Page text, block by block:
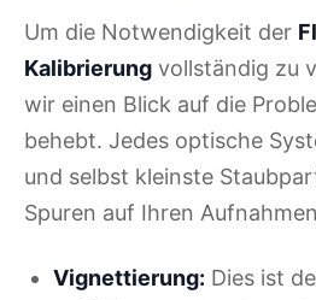
Um die Notwendigkeit der
Kalibrierung vollständig zu
wir einen Blick auf die
behebt. Jedes optische
und selbst kleinste
Spuren auf Ihren
Vignettierung: Dies ist